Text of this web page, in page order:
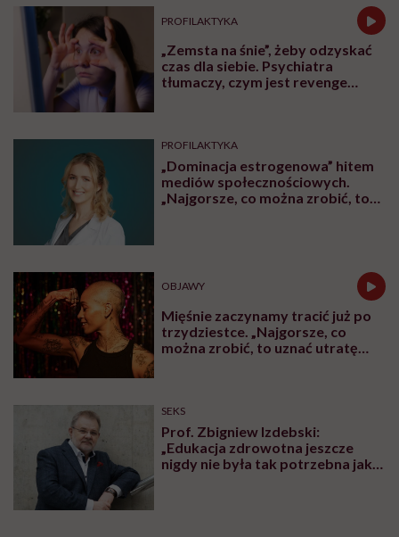
PROFILAKTYKA
„Zemsta na śnie”, żeby odzyskać
czas dla siebie. Psychiatra
tłumaczy, czym jest revenge
PROFILAKTYKA
„Dominacja estrogenowa” hitem
mediów społecznościowych.
„Najgorsze, co można zrobić, to
OBJAWY
Mięśnie zaczynamy tracić już po
trzydziestce. „Najgorsze, co
można zrobić, to uznać utratę
SEKS
Prof. Zbigniew Izdebski:
„Edukacja zdrowotna jeszcze
nigdy nie była tak potrzebna jak